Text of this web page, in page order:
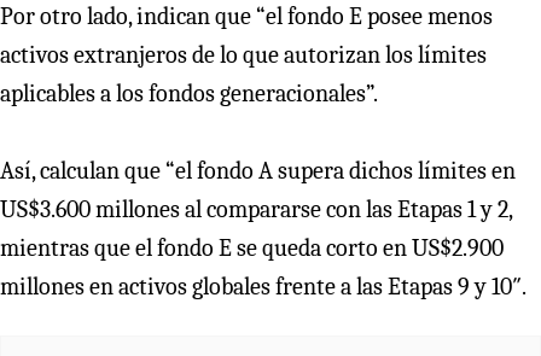
Por otro lado, indican que “el fondo E posee menos
activos extranjeros de lo que autorizan los límites
aplicables a los fondos generacionales”.
Así, calculan que “el fondo A supera dichos límites en
US$3.600 millones al compararse con las Etapas 1 y 2,
mientras que el fondo E se queda corto en US$2.900
millones en activos globales frente a las Etapas 9 y 10″.